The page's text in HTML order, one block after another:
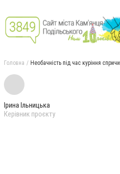
Головна Необачність під час куріння
Ірина Ільницька
Керівник проєкту